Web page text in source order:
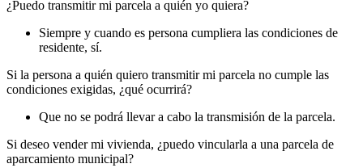
¿Puedo transmitir mi parcela a quién yo quiera?
Siempre y cuando es persona cumpliera las condiciones de
residente, sí.
Si la persona a quién quiero transmitir mi parcela no cumple las
condiciones exigidas, ¿qué ocurrirá?
Que no se podrá llevar a cabo la transmisión de la parcela.
Si deseo vender mi vivienda, ¿puedo vincularla a una parcela de
aparcamiento municipal?